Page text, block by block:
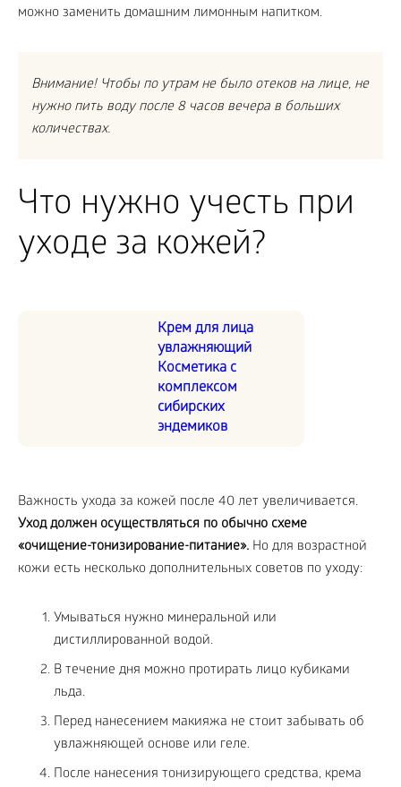
можно заменить домашним лимонным напитком.
Внимание! Чтобы по утрам не было отеков на лице, не
нужно пить воду после 8 часов вечера в больших
количествах.
Что нужно учесть при
уходе за кожей?
Крем для лица
увлажняющий
Косметика с
комплексом
сибирских
эндемиков
Важность ухода за кожей после 40 лет увеличивается.
Уход должен осуществляться по обычно схеме
«очищение-тонизирование-питание». Но для возрастной
кожи есть несколько дополнительных советов по уходу:
Умываться нужно минеральной или
дистиллированной водой.
В течение дня можно протирать лицо кубиками
льда.
Перед нанесением макияжа не стоит забывать об
увлажняющей основе или геле.
После нанесения тонизирующего средства, крема